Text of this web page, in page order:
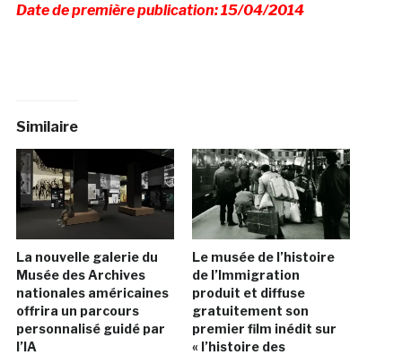
Date de première publication: 15/04/2014
Similaire
La nouvelle galerie du
Musée des Archives
nationales américaines
offrira un parcours
personnalisé guidé par
l’IA
Le musée de l’histoire
de l’Immigration
produit et diffuse
gratuitement son
premier film inédit sur
« l’histoire des